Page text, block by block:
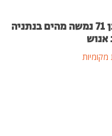
גבר בן 71 נמשה מהים בנתניה
אנוש